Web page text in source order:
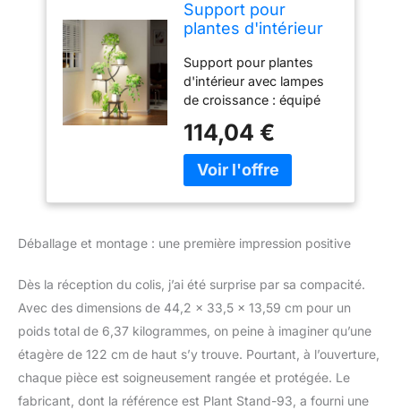
Support pour
plantes d'intérieur
croissance, étagère
d'intérieur à 6
niveaux, support
d'angle de 122 cm
pour plantes
d'intérieur, étagère
lumineuse en forme
Support pour plantes
d'intérieur avec lampes
de croissance : équipé
à spectre complet, ce
support de plantes avec
lumières aide vos plantes
réglables et de 3
support lumineux offre la
quantité parfaite de
lumière pour une
adieu au déplacement de
vos plantes à l'extérieur :
il les garde luxuriantes et
114,04 €
Déballage et montage : une première impression positive
Dès la réception du colis, j’ai été surprise par sa compacité.
Avec des dimensions de 44,2 x 33,5 x 13,59 cm pour un
poids total de 6,37 kilogrammes, on peine à imaginer qu’une
étagère de 122 cm de haut s’y trouve. Pourtant, à l’ouverture,
chaque pièce est soigneusement rangée et protégée. Le
fabricant, dont la référence est Plant Stand-93, a fourni une